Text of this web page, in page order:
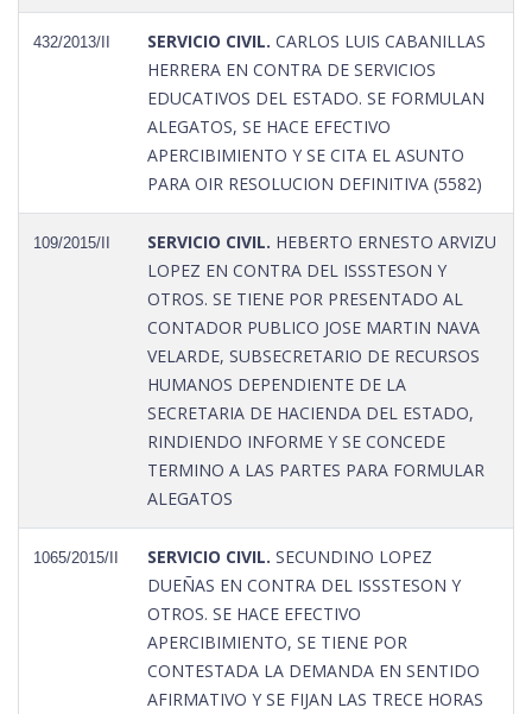
432/2013/II SERVICIO CIVIL. CARLOS LUIS CABANILLAS
HERRERA EN CONTRA DE SERVICIOS
EDUCATIVOS DEL ESTADO. SE FORMULAN
ALEGATOS, SE HACE EFECTIVO
APERCIBIMIENTO Y SE CITA EL ASUNTO
PARA OIR RESOLUCION DEFINITIVA (5582)
109/2015/II SERVICIO CIVIL. HEBERTO ERNESTO ARVIZU
LOPEZ EN CONTRA DEL ISSSTESON Y
OTROS. SE TIENE POR PRESENTADO AL
CONTADOR PUBLICO JOSE MARTIN NAVA
VELARDE, SUBSECRETARIO DE RECURSOS
HUMANOS DEPENDIENTE DE LA
SECRETARIA DE HACIENDA DEL ESTADO,
RINDIENDO INFORME Y SE CONCEDE
TERMINO A LAS PARTES PARA FORMULAR
ALEGATOS
1065/2015/II SERVICIO CIVIL. SECUNDINO LOPEZ
DUEÑAS EN CONTRA DEL ISSSTESON Y
OTROS. SE HACE EFECTIVO
APERCIBIMIENTO, SE TIENE POR
CONTESTADA LA DEMANDA EN SENTIDO
AFIRMATIVO Y SE FIJAN LAS TRECE HORAS